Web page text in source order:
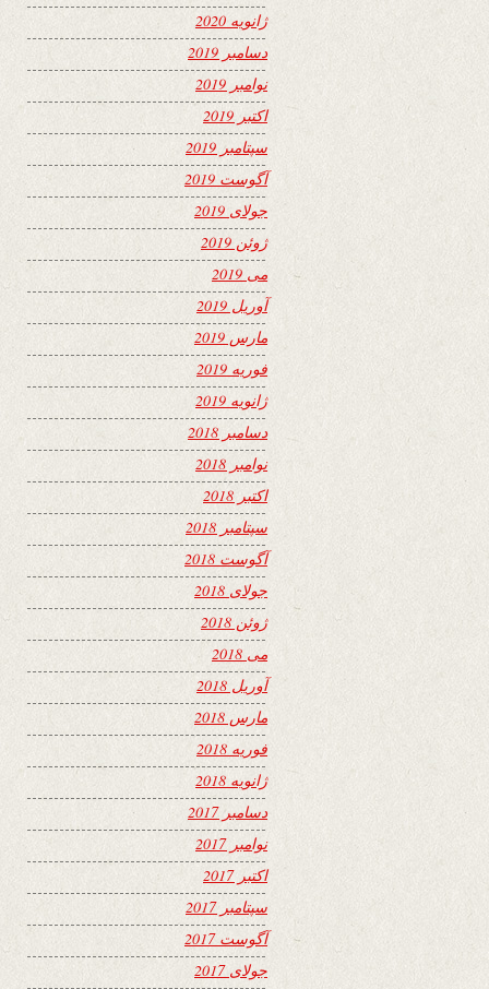
ژانویه 2020
دسامبر 2019
نوامبر 2019
اکتبر 2019
سپتامبر 2019
آگوست 2019
جولای 2019
ژوئن 2019
می 2019
آوریل 2019
مارس 2019
فوریه 2019
ژانویه 2019
دسامبر 2018
نوامبر 2018
اکتبر 2018
سپتامبر 2018
آگوست 2018
جولای 2018
ژوئن 2018
می 2018
آوریل 2018
مارس 2018
فوریه 2018
ژانویه 2018
دسامبر 2017
نوامبر 2017
اکتبر 2017
سپتامبر 2017
آگوست 2017
جولای 2017